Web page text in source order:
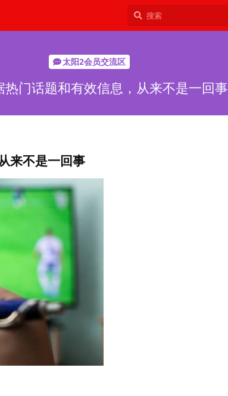
太阳2会员交流区
热门话题和有效信息，从来不是一回事
来不是一回事